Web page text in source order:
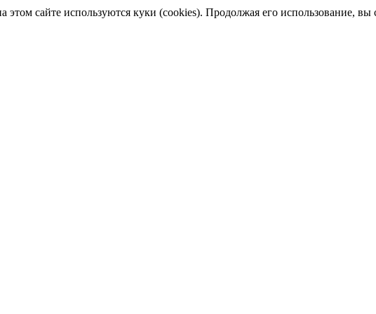
сайте используются куки (cookies). Продолжая его использование, вы